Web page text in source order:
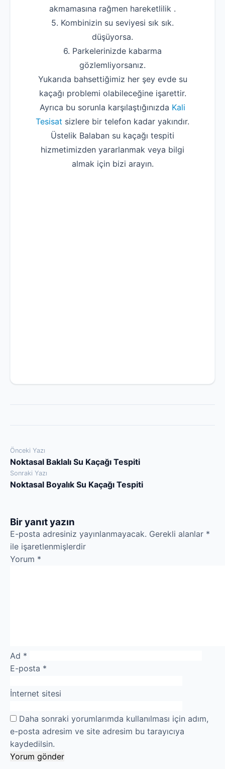
Robotla Tıkanıklık Açma
Su Kaçağı Tespiti
Profesyonel Petek Temizliği
Uzmana Sor
Hakkımızda
İletişim
akmamasına rağmen hareketlilik .
5. Kombinizin su seviyesi sık sık.
düşüyorsa.
6. Parkelerinizde kabarma
gözlemliyorsanız.
Yukarıda bahsettiğimiz her şey evde su
kaçağı problemi olabileceğine işarettir.
Ayrıca bu sorunla karşılaştığınızda Kali
Tesisat sizlere bir telefon kadar yakındır.
Üstelik Balaban su kaçağı tespiti
hizmetimizden yararlanmak veya bilgi
almak için bizi arayın.
Yazı
gezinmesi
Önceki Yazı
Noktasal Baklalı Su Kaçağı Tespiti
Sonraki Yazı
Noktasal Boyalık Su Kaçağı Tespiti
Bir yanıt yazın
E-posta adresiniz yayınlanmayacak. Gerekli alanlar *
ile işaretlenmişlerdir
Yorum *
Ad *
E-posta *
İnternet sitesi
Daha sonraki yorumlarımda kullanılması için adım,
e-posta adresim ve site adresim bu tarayıcıya
kaydedilsin.